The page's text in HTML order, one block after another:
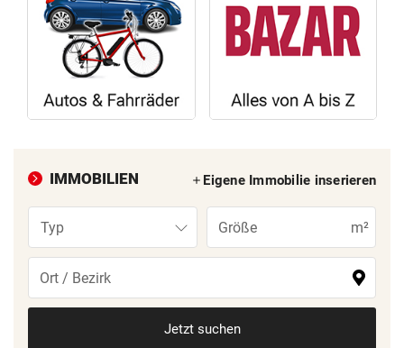
© Krone Multimedia GmbH & Co KG 2026
Muthgasse 2, 1190 Wien
IMMOBILIEN Eigene Immobilie inserieren
Typ m²
Jetzt suchen